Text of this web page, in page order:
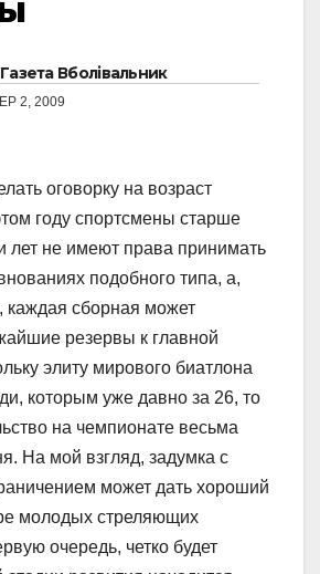
Газета Вболівальник
2, 2009
оговорку на возраст
году спортсмены старше
лет не имеют права принимать
подобного типа, а,
каждая сборная может
резервы к главной
элиту мирового биатлона
которым уже давно за 26, то
на чемпионате весьма
На мой взгляд, задумка с
может дать хороший
молодых стреляющих
очередь, четко будет